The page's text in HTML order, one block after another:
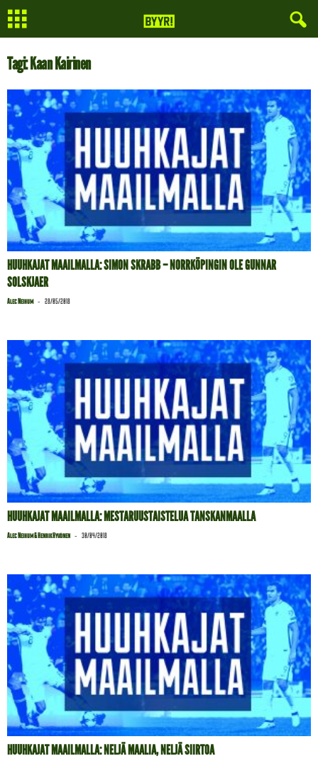
Tagi: Kaan Kairinen
HUUHKAJAT MAAILMALLA: SIMON SKRABB – NORRKÖPINGIN OLE GUNNAR
SOLSKJAER
Alec Neihum - 28/05/2018
HUUHKAJAT MAAILMALLA: MESTARUUSTAISTELUA TANSKANMAALLA
Alec Neihum & Henrik Hyvönen - 30/04/2018
HUUHKAJAT MAAILMALLA: NELJÄ MAALIA, NELJÄ SIIRTOA